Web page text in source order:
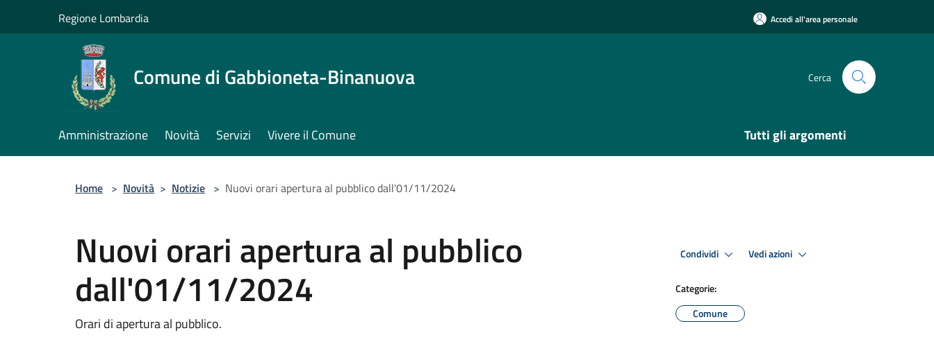
Regione Lombardia Accedi all'area personale
Comune di Gabbioneta-Binanuova Cerca
Amministrazione Novità Servizi Vivere il Comune Tutti gli argomenti
Home > Novità > Notizie > Nuovi orari apertura al pubblico dall'01/11/2024
Nuovi orari apertura al pubblico
dall'01/11/2024
Orari di apertura al pubblico.
Condividi Vedi azioni
Categorie:
Comune